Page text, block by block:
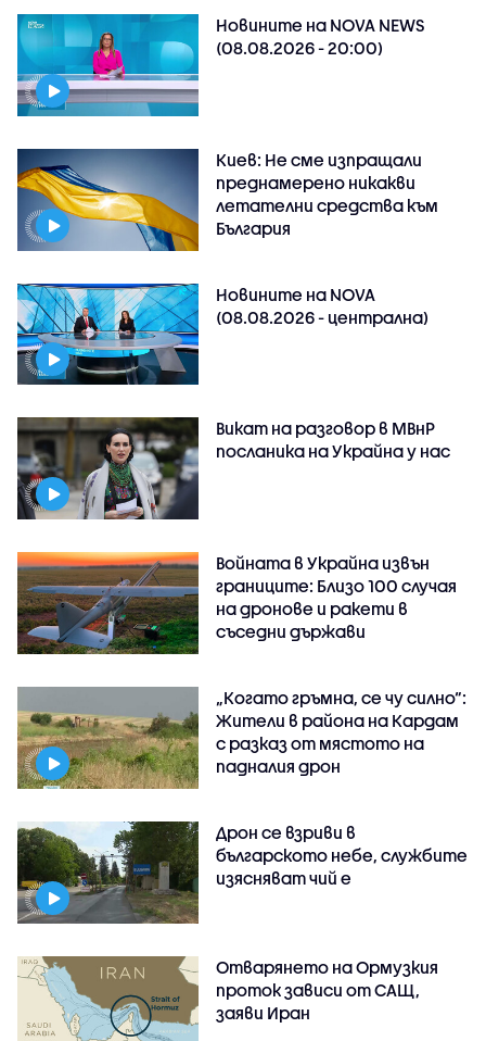
Новините на NOVA NEWS
(08.08.2026 - 20:00)
Киев: Не сме изпращали
преднамерено никакви
летателни средства към
България
Новините на NOVA
(08.08.2026 - централна)
Викат на разговор в МВнР
посланика на Украйна у нас
Войната в Украйна извън
границите: Близо 100 случая
на дронове и ракети в
съседни държави
„Когато гръмна, се чу силно“:
Жители в района на Кардам
с разказ от мястото на
падналия дрон
Дрон се взриви в
българското небе, службите
изясняват чий е
Отварянето на Ормузкия
проток зависи от САЩ,
заяви Иран